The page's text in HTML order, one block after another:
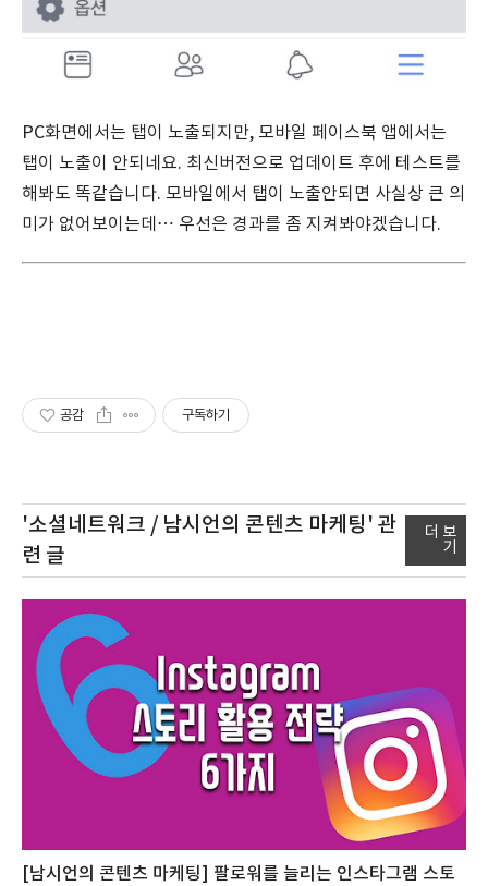
PC화면에서는 탭이 노출되지만, 모바일 페이스북 앱에서는
탭이 노출이 안되네요. 최신버전으로 업데이트 후에 테스트를
해봐도 똑같습니다. 모바일에서 탭이 노출안되면 사실상 큰 의
미가 없어보이는데… 우선은 경과를 좀 지켜봐야겠습니다.
공감 구독하기
'소셜네트워크 / 남시언의 콘텐츠 마케팅' 관
련 글
더 보
기
[남시언의 콘텐츠 마케팅] 팔로워를 늘리는 인스타그램 스토